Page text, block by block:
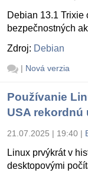
Debian 13.1 Trixie
bezpečnostných
Zdroj: Debian
| Nová verzia
Používanie
USA rekordnú
21.07.2025 | 19:40 |
Linux prvýkrát v
desktopovými